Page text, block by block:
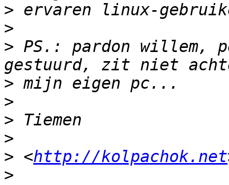
>
>
> PS.: pardon willem,
>
>
>
>
> <http://kolpachok.net
>